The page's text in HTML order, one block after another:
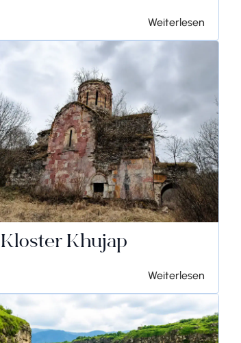
Weiterlesen
Kloster Khujap
Weiterlesen